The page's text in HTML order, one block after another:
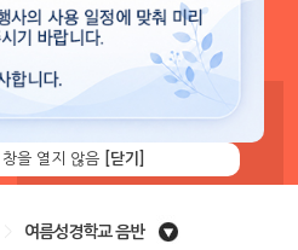
로그인 하시면 보유 캐쉬 확
니다.
여름성경학교 음반
을 열지 않음 [닫기]